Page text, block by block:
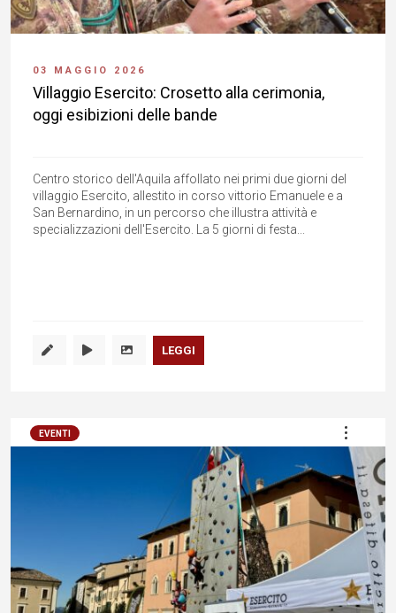
03 MAGGIO 2026
Villaggio Esercito: Crosetto alla cerimonia,
oggi esibizioni delle bande
Centro storico dell'Aquila affollato nei primi due giorni del
villaggio Esercito, allestito in corso vittorio Emanuele e a
San Bernardino, in un percorso che illustra attività e
specializzazioni dell'Esercito. La 5 giorni di festa...
LEGGI
EVENTI